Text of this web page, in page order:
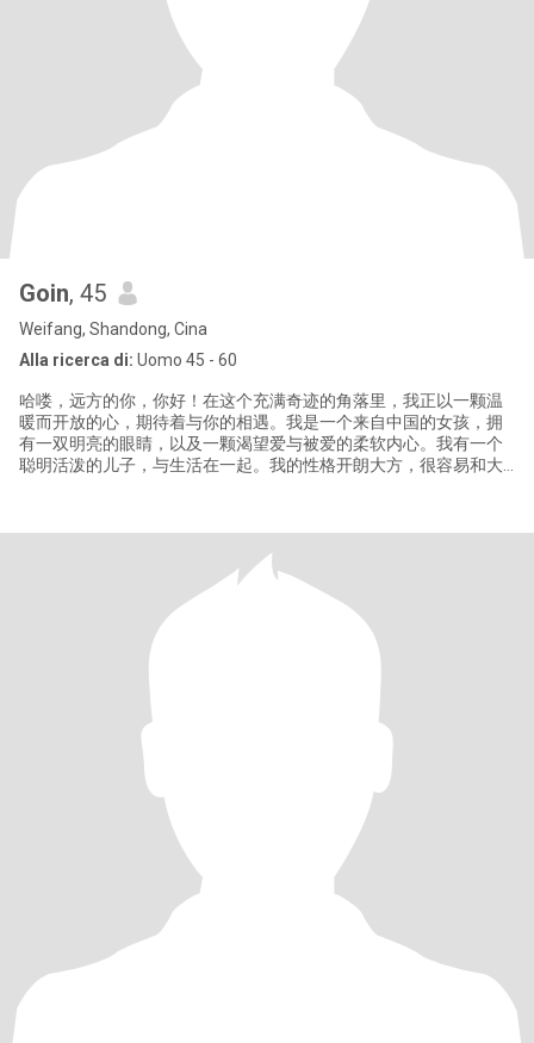
Goin, 45
Weifang, Shandong, Cina
Alla ricerca di: Uomo 45 - 60
哈喽，远方的你，你好！在这个充满奇迹的角落里，我正以一颗温
暖而开放的心，期待着与你的相遇。我是一个来自中国的女孩，拥
有一双明亮的眼睛，以及一颗渴望爱与被爱的柔软内心。我有一个
聪明活泼的儿子，与生活在一起。我的性格开朗大方，很容易和大
被忽略的美好角落。无论是山间的小溪，还是城市的小巷，都能让
我感受到生活的魅力。我也热衷于尝试各种新的事物，学习新的技
能。最近我就迷上了 排箫，真的超级有